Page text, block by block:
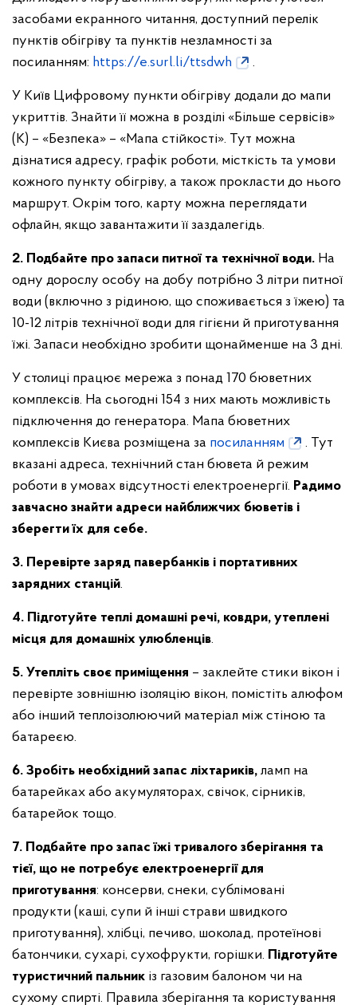
засобами екранного читання, доступний перелік
пунктів обігріву та пунктів незламності за
посиланням: https://e.surl.li/ttsdwh .
У Київ Цифровому пункти обігріву додали до мапи
укриттів. Знайти її можна в розділі «Більше сервісів»
(К) – «Безпека» – «Мапа стійкості». Тут можна
дізнатися адресу, графік роботи, місткість та умови
кожного пункту обігріву, а також прокласти до нього
маршрут. Окрім того, карту можна переглядати
офлайн, якщо завантажити її заздалегідь.
2. Подбайте про запаси питної та технічної води. На
одну дорослу особу на добу потрібно 3 літри питної
води (включно з рідиною, що споживається з їжею) та
10-12 літрів технічної води для гігієни й приготування
їжі. Запаси необхідно зробити щонайменше на 3 дні.
У столиці працює мережа з понад 170 бюветних
комплексів. На сьогодні 154 з них мають можливість
підключення до генератора. Мапа бюветних
комплексів Києва розміщена за посиланням
. Тут
вказані адреса, технічний стан бювета й режим
роботи в умовах відсутності електроенергії. Радимо
завчасно знайти адреси найближчих бюветів і
зберегти їх для себе.
3. Перевірте заряд павербанків і портативних
зарядних станцій.
4. Підготуйте теплі домашні речі, ковдри, утеплені
місця для домашніх улюбленців.
5. Утепліть своє приміщення – заклейте стики вікон і
перевірте зовнішню ізоляцію вікон, помістіть алюфом
або інший теплоізолюючий матеріал між стіною та
батареєю.
6. Зробіть необхідний запас ліхтариків, ламп на
батарейках або акумуляторах, свічок, сірників,
батарейок тощо.
7. Подбайте про запас їжі тривалого зберігання та
тієї, що не потребує електроенергії для
приготування: консерви, снеки, сублімовані
продукти (каші, супи й інші страви швидкого
приготування), хлібці, печиво, шоколад, протеїнові
батончики, сухарі, сухофрукти, горішки. Підготуйте
туристичний пальник із газовим балоном чи на
сухому спирті. Правила зберігання та користування